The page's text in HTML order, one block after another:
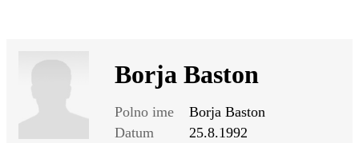
Borja Baston
Polno ime
Borja Baston
Datum
25.8.1992